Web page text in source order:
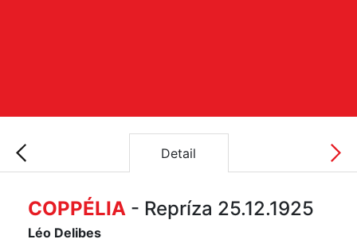
Detail
COPPÉLIA - Repríza 25.12.1925
Léo Delibes